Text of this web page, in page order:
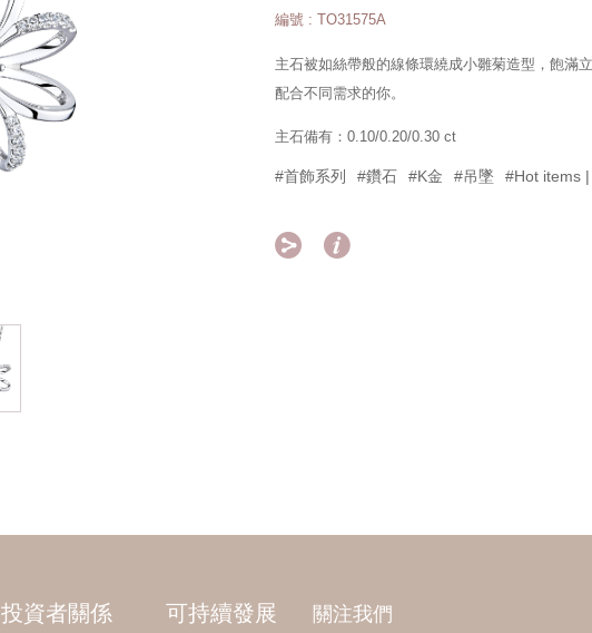
編號 : TO31575A
主石被如絲帶般的線條環繞成小雛菊造型，飽滿
配合不同需求的你。
主石備有：0.10/0.20/0.30 ct
#首飾系列 #鑽石 #K金 #吊墜 #Hot items
 
投資者關係 可持續發展 關注我們